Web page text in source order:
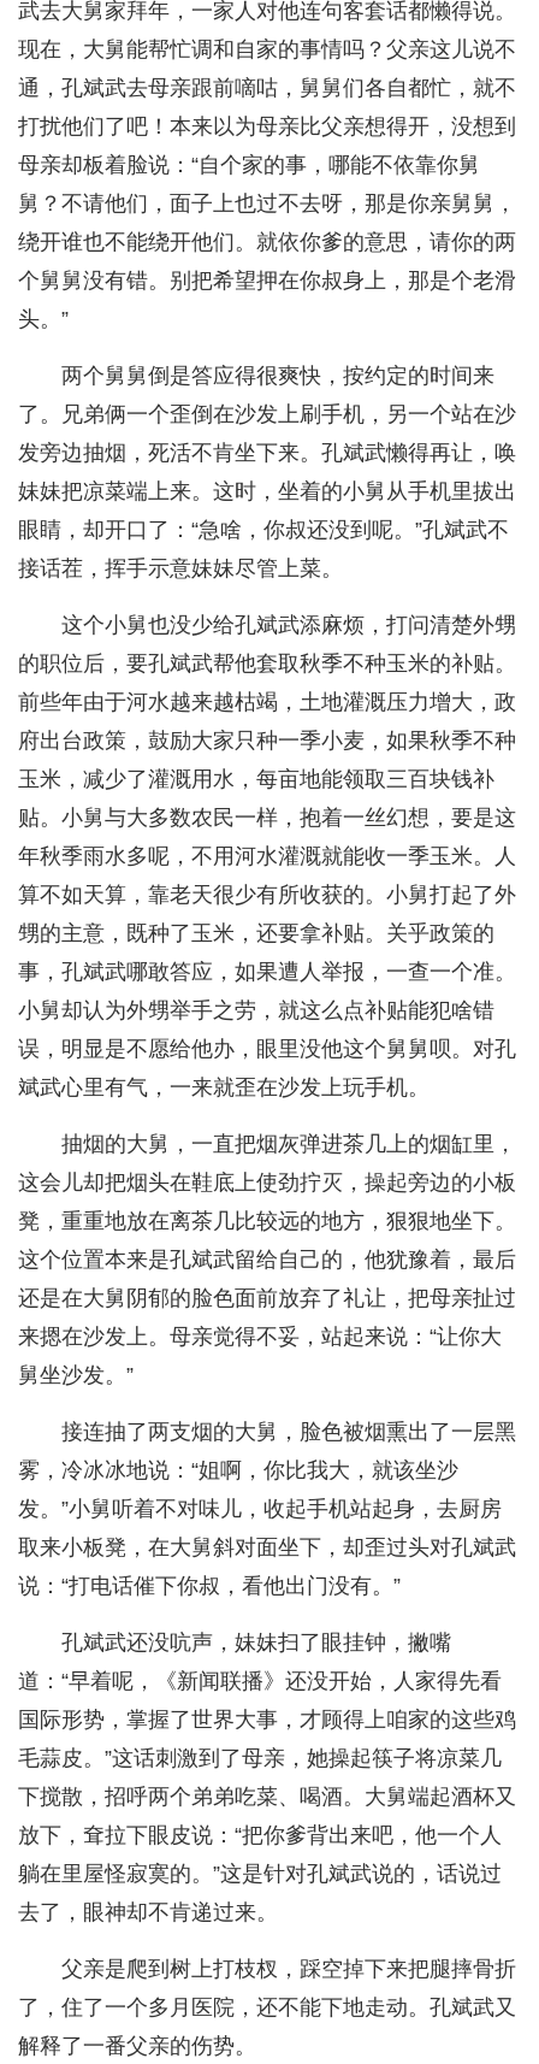
武去大舅家拜年，一家人对他连句客套话都懒得说。
现在，大舅能帮忙调和自家的事情吗？父亲这儿说不
通，孔斌武去母亲跟前嘀咕，舅舅们各自都忙，就不
打扰他们了吧！本来以为母亲比父亲想得开，没想到
母亲却板着脸说：“自个家的事，哪能不依靠你舅
舅？不请他们，面子上也过不去呀，那是你亲舅舅，
绕开谁也不能绕开他们。就依你爹的意思，请你的两
个舅舅没有错。别把希望押在你叔身上，那是个老滑
头。”
两个舅舅倒是答应得很爽快，按约定的时间来
了。兄弟俩一个歪倒在沙发上刷手机，另一个站在沙
发旁边抽烟，死活不肯坐下来。孔斌武懒得再让，唤
妹妹把凉菜端上来。这时，坐着的小舅从手机里拔出
眼睛，却开口了：“急啥，你叔还没到呢。”孔斌武不
接话茬，挥手示意妹妹尽管上菜。
这个小舅也没少给孔斌武添麻烦，打问清楚外甥
的职位后，要孔斌武帮他套取秋季不种玉米的补贴。
前些年由于河水越来越枯竭，土地灌溉压力增大，政
府出台政策，鼓励大家只种一季小麦，如果秋季不种
玉米，减少了灌溉用水，每亩地能领取三百块钱补
贴。小舅与大多数农民一样，抱着一丝幻想，要是这
年秋季雨水多呢，不用河水灌溉就能收一季玉米。人
算不如天算，靠老天很少有所收获的。小舅打起了外
甥的主意，既种了玉米，还要拿补贴。关乎政策的
事，孔斌武哪敢答应，如果遭人举报，一查一个准。
小舅却认为外甥举手之劳，就这么点补贴能犯啥错
误，明显是不愿给他办，眼里没他这个舅舅呗。对孔
斌武心里有气，一来就歪在沙发上玩手机。
抽烟的大舅，一直把烟灰弹进茶几上的烟缸里，
这会儿却把烟头在鞋底上使劲拧灭，操起旁边的小板
凳，重重地放在离茶几比较远的地方，狠狠地坐下。
这个位置本来是孔斌武留给自己的，他犹豫着，最后
还是在大舅阴郁的脸色面前放弃了礼让，把母亲扯过
来摁在沙发上。母亲觉得不妥，站起来说：“让你大
舅坐沙发。”
接连抽了两支烟的大舅，脸色被烟熏出了一层黑
雾，冷冰冰地说：“姐啊，你比我大，就该坐沙
发。”小舅听着不对味儿，收起手机站起身，去厨房
取来小板凳，在大舅斜对面坐下，却歪过头对孔斌武
说：“打电话催下你叔，看他出门没有。”
孔斌武还没吭声，妹妹扫了眼挂钟，撇嘴
道：“早着呢，《新闻联播》还没开始，人家得先看
国际形势，掌握了世界大事，才顾得上咱家的这些鸡
毛蒜皮。”这话刺激到了母亲，她操起筷子将凉菜几
下搅散，招呼两个弟弟吃菜、喝酒。大舅端起酒杯又
放下，耷拉下眼皮说：“把你爹背出来吧，他一个人
躺在里屋怪寂寞的。”这是针对孔斌武说的，话说过
去了，眼神却不肯递过来。
父亲是爬到树上打枝杈，踩空掉下来把腿摔骨折
了，住了一个多月医院，还不能下地走动。孔斌武又
解释了一番父亲的伤势。